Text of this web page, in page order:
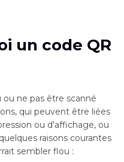
un code QR flou
sur les codes QR
un code QR
ne pas être scanné
qui peuvent être liées
ou d'affichage, ou
raisons courantes
sembler flou :